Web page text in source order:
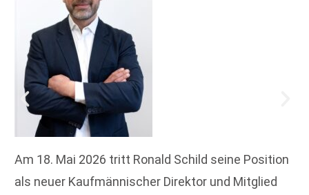
Am 18. Mai 2026 tritt Ronald Schild seine Position
als neuer Kaufmännischer Direktor und Mitglied